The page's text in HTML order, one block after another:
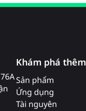
Khám phá thêm
Sản phẩm
Ứng dụng
Tài nguyên